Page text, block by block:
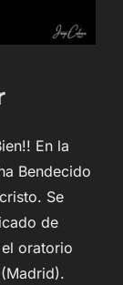
En la
Bendecido
Se
de
oratorio